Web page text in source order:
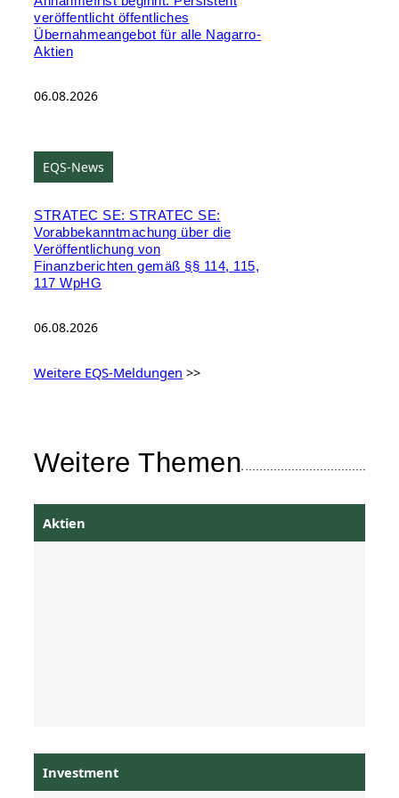
veröffentlicht öffentliches
Übernahmeangebot für alle Nagarro-
Aktien
06.08.2026
EQS-News
STRATEC SE: STRATEC SE:
Vorabbekanntmachung über die
Veröffentlichung von
Finanzberichten gemäß §§ 114, 115,
117 WpHG
06.08.2026
Weitere EQS-Meldungen >>
Weitere Themen
Aktien
Investment